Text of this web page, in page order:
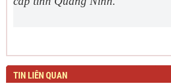
TIN LIÊN QUAN